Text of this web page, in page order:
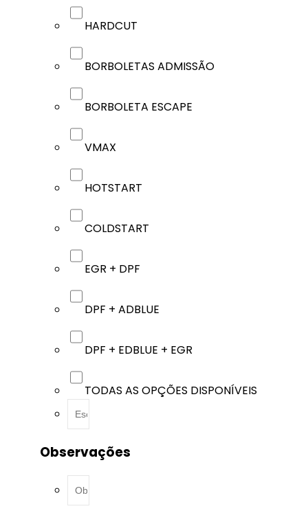
HARDCUT
BORBOLETAS ADMISSÃO
BORBOLETA ESCAPE
VMAX
HOTSTART
COLDSTART
EGR + DPF
DPF + ADBLUE
DPF + EDBLUE + EGR
TODAS AS OPÇÕES DISPONÍVEIS
Observações